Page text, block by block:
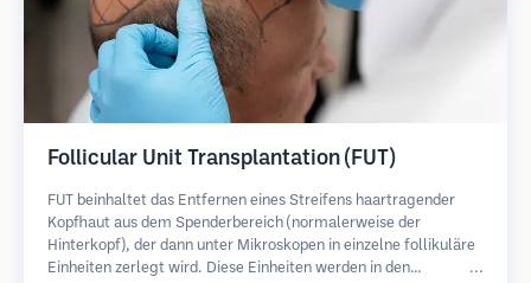
Follicular Unit Transplantation (FUT)
FUT beinhaltet das Entfernen eines Streifens haartragender
Kopfhaut aus dem Spenderbereich (normalerweise der
Hinterkopf), der dann unter Mikroskopen in einzelne follikuläre
Einheiten zerlegt wird. Diese Einheiten werden in den